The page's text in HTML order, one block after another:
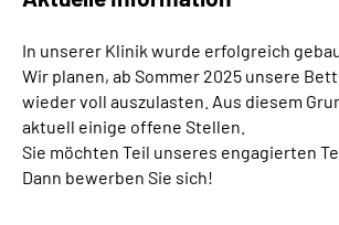
In unserer Klinik wurde erfolgreich
Wir planen, ab Sommer 2025 unsere
wieder voll auszulasten. Aus diesem
aktuell einige offene Stellen.
Sie möchten Teil unseres engagierten
Dann bewerben Sie sich!